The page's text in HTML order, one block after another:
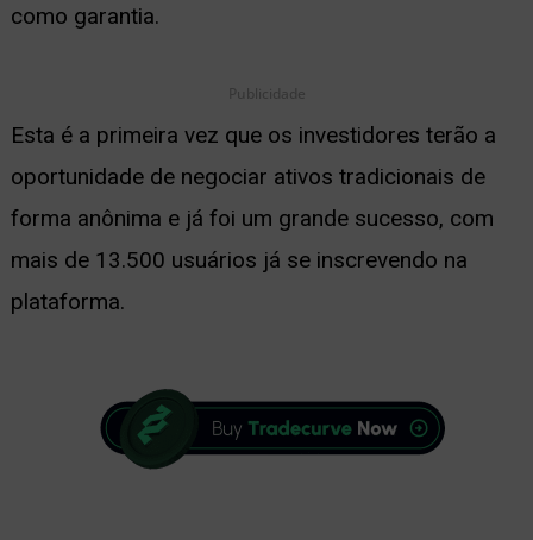
como garantia.
Publicidade
Esta é a primeira vez que os investidores terão a
oportunidade de negociar ativos tradicionais de
forma anônima e já foi um grande sucesso, com
mais de 13.500 usuários já se inscrevendo na
plataforma.